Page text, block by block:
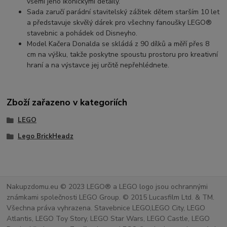
Sada zaručí parádní stavitelský zážitek dětem starším 10 let
a představuje skvělý dárek pro všechny fanoušky LEGO®
stavebnic a pohádek od Disneyho.
Model Kačera Donalda se skládá z 90 dílků a měří přes 8
cm na výšku, takže poskytne spoustu prostoru pro kreativní
hraní a na výstavce jej určitě nepřehlédnete.
Zboží zařazeno v kategoriích
LEGO
Lego BrickHeadz
Nakupzdomu.eu © 2023 LEGO® a LEGO logo jsou ochrannými
známkami společnosti LEGO Group. © 2015 Lucasfilm Ltd. & TM.
Všechna práva vyhrazena. Stavebnice LEGO,LEGO City, LEGO
Atlantis, LEGO Toy Story, LEGO Star Wars, LEGO Castle, LEGO